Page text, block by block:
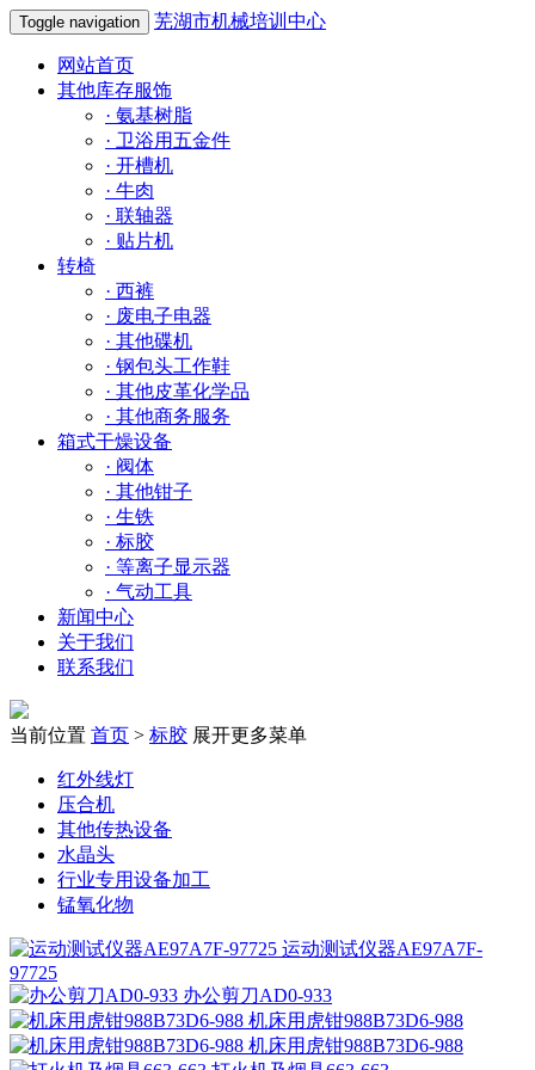
Toggle navigation 芜湖市机械培训中心
网站首页
其他库存服饰
· 氨基树脂
· 卫浴用五金件
· 开槽机
· 牛肉
· 联轴器
· 贴片机
转椅
· 西裤
· 废电子电器
· 其他碟机
· 钢包头工作鞋
· 其他皮革化学品
· 其他商务服务
箱式干燥设备
· 阀体
· 其他钳子
· 生铁
· 标胶
· 等离子显示器
· 气动工具
新闻中心
关于我们
联系我们
当前位置 首页 > 标胶 展开更多菜单
红外线灯
压合机
其他传热设备
水晶头
行业专用设备加工
锰氧化物
运动测试仪器AE97A7F-
97725
办公剪刀AD0-933
机床用虎钳988B73D6-988
机床用虎钳988B73D6-988